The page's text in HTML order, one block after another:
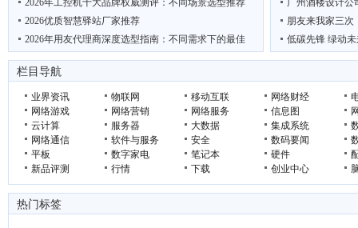
2026年工控机十大品牌权威测评：不同场景选型推荐
2026优质智慧驿站厂家推荐
2026年用友代理商深度选型指南：不同需求下的最佳
2026年户外热成像仪推荐：这7款覆盖入门到顶奢，
广州酒楼设计公
朋友来我家三次
低碳先锋 绿动
栏目导航
业界资讯 物联网 移动互联 网络财经
网络游戏
网络营销 网络服务 信息图
云计算
服务器 大数据 集成系统
网络通信
软件与服务 安全 数码要闻
平板
数字家电 笔记本 硬件
新品评测
行情 下载 创业中心
热门标签